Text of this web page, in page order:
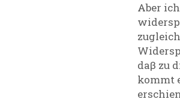
Aber
daβ zu
kommt